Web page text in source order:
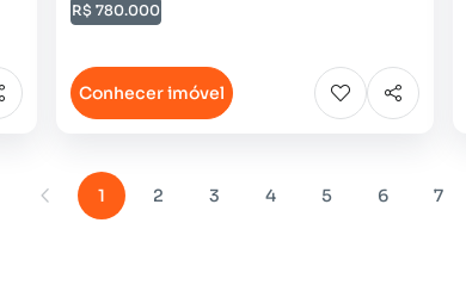
R$ 780.000
Conhecer imóvel
1 2 3 4 5 6 7